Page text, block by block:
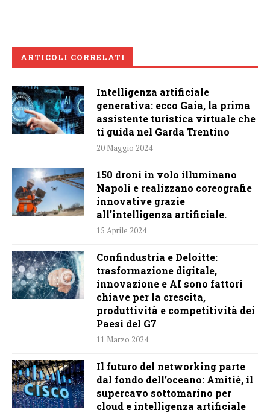
ARTICOLI CORRELATI
Intelligenza artificiale
generativa: ecco Gaia, la prima
assistente turistica virtuale che
ti guida nel Garda Trentino
20 Maggio 2024
150 droni in volo illuminano
Napoli e realizzano coreografie
innovative grazie
all’intelligenza artificiale.
15 Aprile 2024
Confindustria e Deloitte:
trasformazione digitale,
innovazione e AI sono fattori
chiave per la crescita,
produttività e competitività dei
Paesi del G7
11 Marzo 2024
Il futuro del networking parte
dal fondo dell’oceano: Amitiè, il
supercavo sottomarino per
cloud e intelligenza artificiale